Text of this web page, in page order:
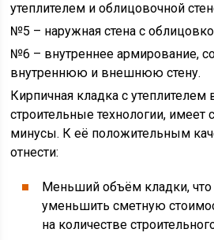
утеплителем и облицовочной
№5 – наружная стена с
№6 – внутреннее армирование,
внутреннюю и внешнюю стену.
Кирпичная кладка с утеплителем
строительные технологии,
минусы. К её положительным
отнести:
Меньший объём кладки, что
уменьшить сметную
на количестве